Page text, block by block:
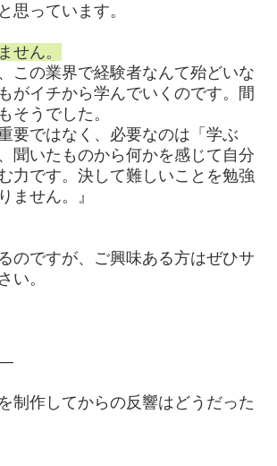
思っています。
せん。
この業界で経験者なんて殆どいな
がイチから学んでいくのです。間
そうでした。
要ではなく、必要なのは「学ぶ
聞いたものから何かを感じて自分
力です。決して難しいことを勉強
ません。』
のですが、ご興味ある方はぜひサ
い。
―
制作してからの反響はどうだった